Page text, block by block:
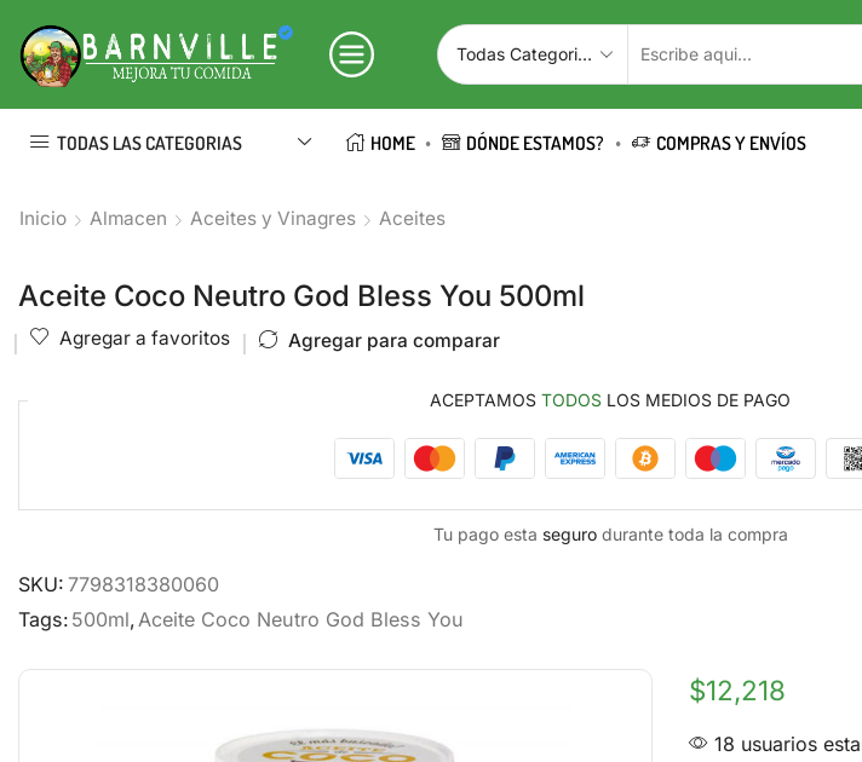
TODAS LAS CATEGORIAS HOME DÓNDE ESTAMOS? COMPRAS Y ENVÍOS
Inicio Almacen Aceites y Vinagres Aceites
Aceite Coco Neutro God Bless You 500ml
Agregar a favoritos Agregar para comparar
ACEPTAMOS TODOS LOS MEDIOS DE PAGO
Tu pago esta segurodurante toda la compra
SKU: 7798318380060
Tags: 500ml,Aceite Coco Neutro God Bless You
$12,218
18 usuarios